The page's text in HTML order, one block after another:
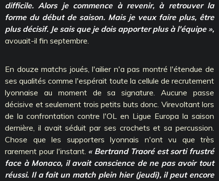
difficile. Alors je commence à revenir, à retrouver la
forme du début de saison. Mais je veux faire plus, être
plus décisif. Je sais que je dois apporter plus à l'équipe »,
avouait-il fin septembre.
En douze matchs joués, l'ailier n'a pas montré l'étendue de
ses qualités comme l'espérait toute la cellule de recrutement
lyonnaise au moment de sa signature. Aucune passe
décisive et seulement trois petits buts donc. Virevoltant lors
de la confrontation contre l'OL en Ligue Europa la saison
dernière, il avait séduit par ses crochets et sa percussion.
Chose que les supporters lyonnais n'ont vu que très
rarement pour l'instant. « Bertrand Traoré est sorti frustré
face à Monaco, il avait conscience de ne pas avoir tout
réussi. Il a fait un match plein hier (jeudi), il peut encore